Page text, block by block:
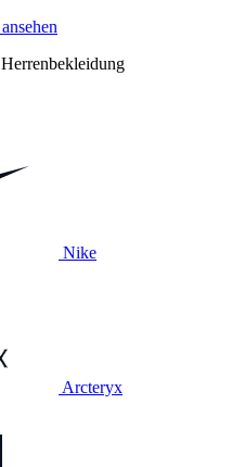
Herrenbekleidung
Nike
Arcteryx